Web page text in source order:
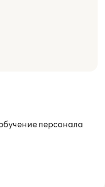
персонала